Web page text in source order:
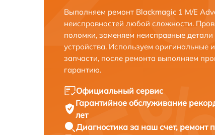
Выполняем ремонт Blackmagic 1 M/E
неисправностей любой сложности.
поломки, заменяем неисправные
устройства. Используем оригинальные
запчасти, после ремонта выполняем
гарантию.
Официальный сервис
Гарантийное обслуживание
лет
Диагностика за наш счет, ремонт